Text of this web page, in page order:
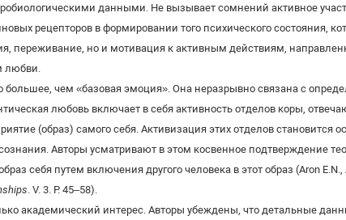
данными. Не вызывает сомнений активное
рецепторов в формировании того психического состояния,
переживание, но и мотивация к активным действиям,
любви.
большее, чем «базовая эмоция». Она неразрывно связана с
любовь включает в себя активность отделов коры,
(образ) самого себя. Активизация этих отделов становится
Авторы усматривают в этом косвенное подтверждение
себя путем включения другого человека в этот образ (Aron E.N.,
. V. 3. P. 45–58).
академический интерес. Авторы убеждены, что детальные